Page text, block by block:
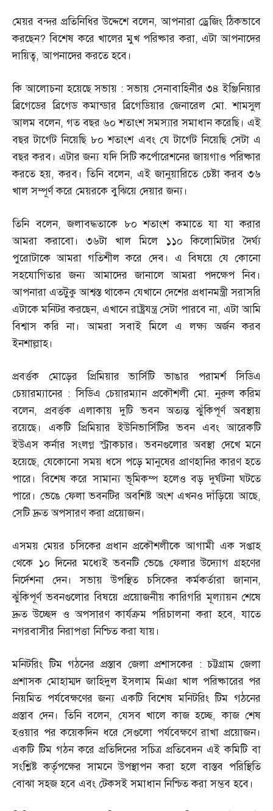
মেয়র বন্দর প্রতিনিধির উদ্দেশে বলেন,আপনারা ড্রেজিং ঠিকভাবে
করছেন?বিশেষ করে খালের মুখ পরিষ্কার করা, এটা আপনাদের
দায়িত্ব,আপনাদের করতে হবে।
কি আলোচনা হয়েছে সভায় :সভায় সেনাবাহিনীর ৩৪ ইঞ্জিনিয়ার
ব্রিগেডের ব্রিগেড কমান্ডার ব্রিগেডিয়ার জেনারেল মো.শামসুল
আলম বলেন, গত বছর ৬০ শতাংশ সমস্যার সমাধান করেছি। এই
বছর টার্গেট নিয়েছি ৮০ শতাংশ এবং যে টার্গেট নিয়েছি সেটা এ
বছর করব। এটার জন্য যদি সিটি কর্পোরেশনের জায়গাও পরিষ্কার
করতে হয়,করব। তিনি বলেন, এই জানুয়ারিতে চেষ্টা করব ৩৬
খাল সম্পূর্ণ করে মেয়রকে বুঝিয়ে দেয়ার জন্য।
তিনি বলেন,জলাবদ্ধতাকে ৮০ শতাংশ কমাতে যা যা করার
আমরা করাবো। ৩৬টা খাল মিলে ১১০ কিলোমিটার দৈর্ঘ্য
পুরোটাকে আমরা গতিশীল করে দেব। এ বিষয়ে যে কোনো
সহযোগিতার জন্য আমাদের জানালে আমরা পদক্ষেপ নিব।
আপনারা এতটুকু আশ্বস্ত থাকেন যেখানে দেশের প্রধানমন্ত্রী সরাসরি
এটাকে মনিটর করছেন, এখানে রাষ্ট্রযন্ত্র সেটা পারবে না, এটা আমি
বিশ্বাস করি না। আমরা সবাই মিলে এ লক্ষ্য অর্জন করব
ইনশাল্লাহ।
প্রবর্ত্তক মোড়ের প্রিমিয়ার ভার্সিটি ভাঙার পরামর্শ সিডিএ
চেয়ারম্যানের :সিডিএ চেয়ারম্যান প্রকৌশলী মো.নুরুল করিম
বলেন,প্রবর্ত্তক এলাকায় দুটি ভবন অত্যন্ত ঝুঁকিপূর্ণ অবস্থায়
রয়েছে। একটি প্রিমিয়ার ইউনিভার্সিটির ভবন এবং আরেকটি
ইউএস কর্নার সংলগ্ন স্ট্রাকচার। ভবনগুলোর অবস্থা দেখে মনে
হয়েছে, যেকোনো সময় ধসে পড়ে মানুষের প্রাণহানির কারণ হতে
পারে। বিশেষ করে সামান্য ভূমিকম্প হলেও বড় দুর্ঘটনা ঘটতে
পারে। ভেঙে ফেলা ভবনটির অবশিষ্ট অংশ এখনও দাঁড়িয়ে আছে,
সেটি দ্রুত অপসারণ করা প্রয়োজন।
এসময় মেয়র চসিকের প্রধান প্রকৌশলীকে আগামী এক সপ্তাহ
থেকে ১০ দিনের মধ্যেই ভবনটি ভেঙে ফেলার উদ্যোগ গ্রহণের
নির্দেশনা দেন। সভায় উপস্থিত চসিকের কর্মকর্তারা জানান,
ঝুঁকিপূর্ণ ভবনগুলোর বিষয়ে প্রয়োজনীয় কারিগরি মূল্যায়ন শেষে
দ্রুত উচ্ছেদ ও অপসারণ কার্যক্রম পরিচালনা করা হবে,যাতে
নগরবাসীর নিরাপত্তা নিশ্চিত করা যায়।
মনিটরিং টিম গঠনের প্রস্তাব জেলা প্রশাসকের :চট্টগ্রাম জেলা
প্রশাসক মোহাম্মদ জাহিদুল ইসলাম মিঞা খাল পরিষ্কারের পর
নিয়মিত পর্যবেক্ষণের জন্য একটি বিশেষ মনিটরিং টিম গঠনের
প্রস্তাব দেন। তিনি বলেন, যেসব খালে কাজ হচ্ছে,কাজ শেষ
হওয়ার পর কয়েকদিন ধরে সেগুলো পর্যবেক্ষণে রাখা প্রয়োজন।
একটি টিম গঠন করে প্রতিদিনের সচিত্র প্রতিবেদন এই কমিটি বা
সংশ্লিষ্ট কর্তৃপক্ষের সামনে উপস্থাপন করা হলে বাস্তব পরিস্থিতি
বোঝা সহজ হবে এবং টেকসই সমাধান নিশ্চিত করা সম্ভব হবে।